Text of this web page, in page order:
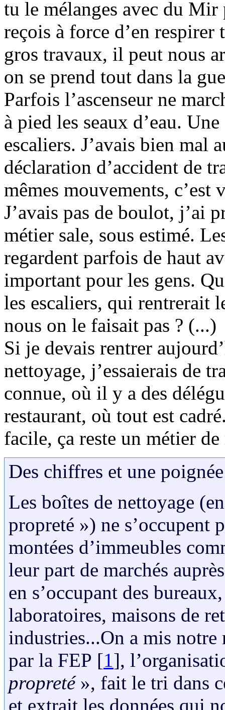
tu le mélanges avec du
reçois à force d’en
gros travaux, il peut nous
on se prend tout dans la
Parfois l’ascenseur ne
à pied les seaux d’eau.
escaliers. J’avais bien mal
déclaration d’accident de
mêmes mouvements, c’est
J’avais pas de boulot, j’ai
métier sale, sous estimé.
regardent parfois de haut
important pour les gens.
les escaliers, qui rentrerait
nous on le faisait pas ? (...)
Si je devais rentrer
nettoyage, j’essaierais de
connue, où il y a des
restaurant, où tout est
facile, ça reste un métier
Des chiffres et une
Les boîtes de nettoyage
propreté ») ne s’occupent
montées d’immeubles
leur part de marchés
en s’occupant des
laboratoires, maisons de
industries...On a mis notre
par la FEP [1],
propreté», fait le tri dans
et extrait les données qui